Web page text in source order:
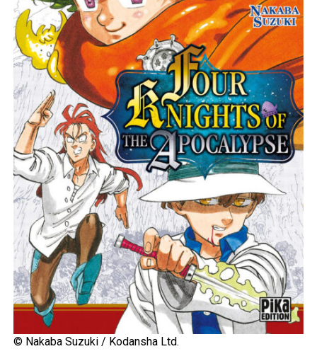
© Nakaba Suzuki / Kodansha Ltd.